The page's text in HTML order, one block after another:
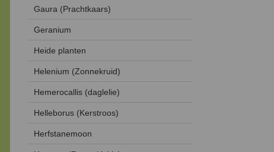
Gaura (Prachtkaars)
Geranium
Heide planten
Helenium (Zonnekruid)
Hemerocallis (daglelie)
Helleborus (Kerstroos)
Herfstanemoon